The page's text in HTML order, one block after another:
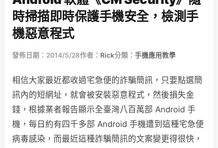
時掃描即時保護手機安全，檢測手
機惡意程式
發佈日期：2014/5/28作者： Rick分類： 手機應用教學
相信大家最近都收過宅急便的詐騙簡訊，只要點選簡
訊內的短網址，就會被安裝惡意程式，然後損失金
錢，根據業者報告顯示全臺灣八百萬部 Android 手
機，每日約有四千多部 Android 手機遭到這種宅急便
病毒感染，而最近這種詐騙簡訊的文案變更得很快，